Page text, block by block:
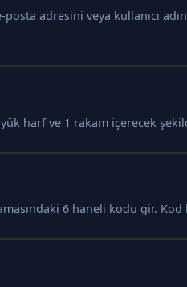
adresini veya kullanıcı
harf ve 1 rakam içerecek
6 haneli kodu gir.